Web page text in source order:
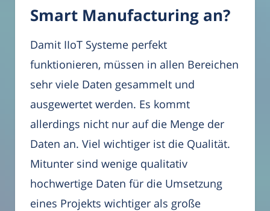
Smart Manufacturing an?
Damit IIoT Systeme perfekt
funktionieren, müssen in allen Bereichen
sehr viele Daten gesammelt und
ausgewertet werden. Es kommt
allerdings nicht nur auf die Menge der
Daten an. Viel wichtiger ist die Qualität.
Mitunter sind wenige qualitativ
hochwertige Daten für die Umsetzung
eines Projekts wichtiger als große